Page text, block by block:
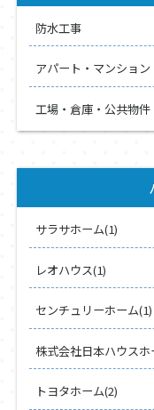
防水工事
アパート・マンション
工場・倉庫・公共物件
サラサホーム(1)
レオハウス(1)
センチュリーホーム(1)
株式会社日本ハウス
トヨタホーム(2)